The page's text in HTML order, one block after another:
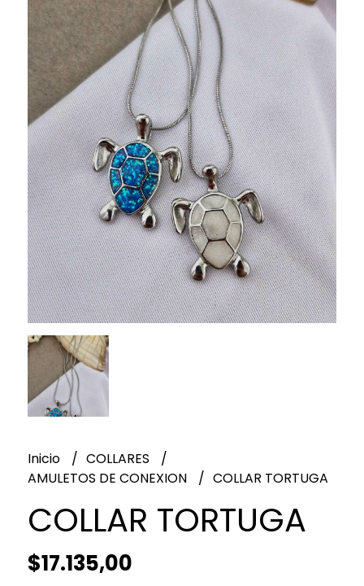
Inicio
COLLARES
AMULETOS DE CONEXION
COLLAR TORTUGA
COLLAR TORTUGA
$17.135,00